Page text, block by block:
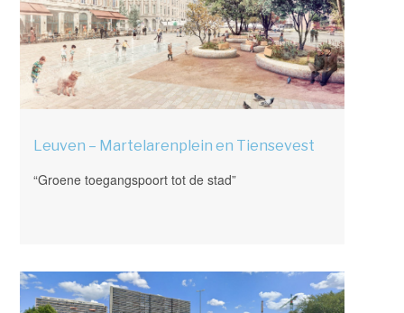
Leuven – Martelarenplein en Tiensevest
“Groene toegangspoort tot de stad”